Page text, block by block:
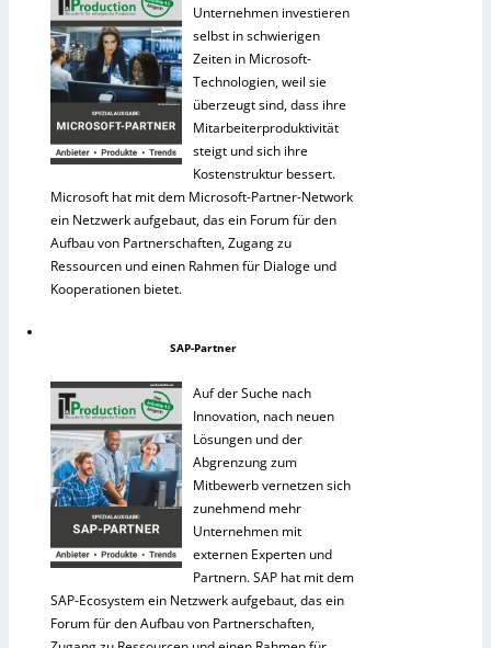
Unternehmen investieren
selbst in schwierigen
Zeiten in Microsoft-
Technologien, weil sie
überzeugt sind, dass ihre
Mitarbeiterproduktivität
steigt und sich ihre
Kostenstruktur bessert.
Microsoft hat mit dem Microsoft-Partner-Network
ein Netzwerk aufgebaut, das ein Forum für den
Aufbau von Partnerschaften, Zugang zu
Ressourcen und einen Rahmen für Dialoge und
Kooperationen bietet.
SAP-Partner
Auf der Suche nach
Innovation, nach neuen
Lösungen und der
Abgrenzung zum
Mitbewerb vernetzen sich
zunehmend mehr
Unternehmen mit
externen Experten und
Partnern. SAP hat mit dem
SAP-Ecosystem ein Netzwerk aufgebaut, das ein
Forum für den Aufbau von Partnerschaften,